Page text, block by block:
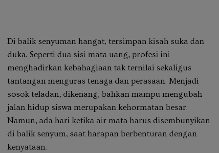
Di balik senyuman hangat, tersimpan kisah suka dan
duka. Seperti dua sisi mata uang, profesi ini
menghadirkan kebahagiaan tak ternilai sekaligus
tantangan menguras tenaga dan perasaan. Menjadi
sosok teladan, dikenang, bahkan mampu mengubah
jalan hidup siswa merupakan kehormatan besar.
Namun, ada hari ketika air mata harus disembunyikan
di balik senyum, saat harapan berbenturan dengan
kenyataan.